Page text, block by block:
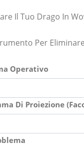
Il Tuo Drago In
Per
Operativo
Di Proiezione